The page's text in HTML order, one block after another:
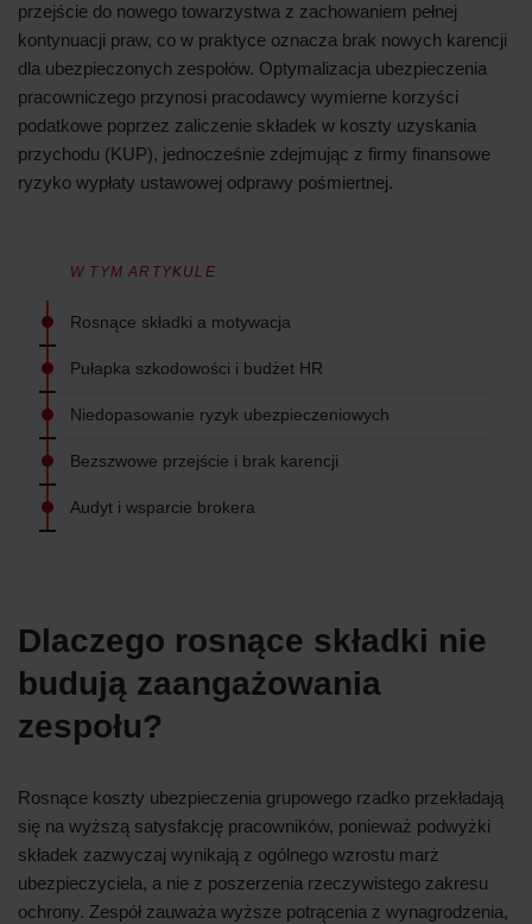
przejście do nowego towarzystwa z zachowaniem pełnej
kontynuacji praw, co w praktyce oznacza brak nowych karencji
dla ubezpieczonych zespołów. Optymalizacja ubezpieczenia
pracowniczego przynosi pracodawcy wymierne korzyści
podatkowe poprzez zaliczenie składek w koszty uzyskania
przychodu (KUP), jednocześnie zdejmując z firmy finansowe
ryzyko wypłaty ustawowej odprawy pośmiertnej.
W TYM ARTYKULE
Rosnące składki a motywacja
Pułapka szkodowości i budżet HR
Niedopasowanie ryzyk ubezpieczeniowych
Bezszwowe przejście i brak karencji
Audyt i wsparcie brokera
Dlaczego rosnące składki nie
budują zaangażowania
zespołu?
Rosnące koszty ubezpieczenia grupowego rzadko przekładają
się na wyższą satysfakcję pracowników, ponieważ podwyżki
składek zazwyczaj wynikają z ogólnego wzrostu marż
ubezpieczyciela, a nie z poszerzenia rzeczywistego zakresu
ochrony. Zespół zauważa wyższe potrącenia z wynagrodzenia,